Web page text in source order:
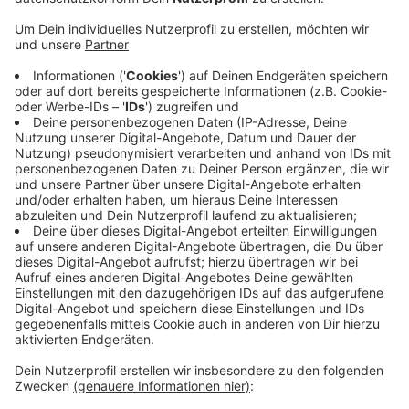
Damit ist der Versammlung den Empfehlungen des
Tarif- und des Unternehmens-Beirats gefolgt.
Der Verkehrsverbund bezeichnet die Erhöhung als
unumgänglich: Die Situation im Nahverkehr sei
dramatischer denn je – die Kosten für Personal,
Energie und Material seien immens gestiegen. Auch
deshalb begrüßt der VRS den ab Januar geltenden
höheren Preis von 58 Euro fürs Deutschland-Ticket.
Anzeige